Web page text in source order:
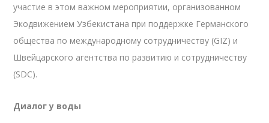
участие в этом важном мероприятии, организованном
Экодвижением Узбекистана при поддержке Германского
общества по международному сотрудничеству (GIZ) и
Швейцарского агентства по развитию и сотрудничеству
(SDC).
Диалог у воды